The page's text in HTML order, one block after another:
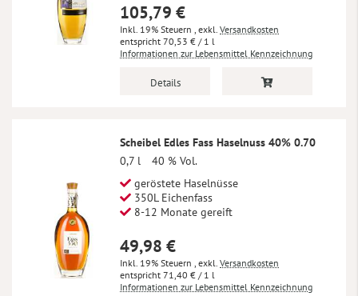
105,79 €
Inkl. 19% Steuern , exkl. Versandkosten
70,53 € / 1 l
Informationen zur Lebensmittel Kennzeichnung
Details
Scheibel Edles Fass Haselnuss 40% 0.70
0,7 l
40 % Vol.
geröstete Haselnüsse
350L Eichenfass
8-12 Monate gereift
49,98 €
Inkl. 19% Steuern , exkl. Versandkosten
71,40 € / 1 l
Informationen zur Lebensmittel Kennzeichnung